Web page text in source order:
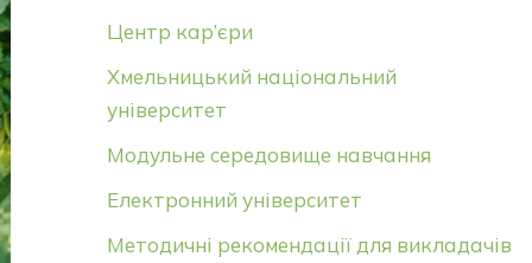
Центр кар’єри
Хмельницький національний
університет
Модульне середовище навчання
Електронний університет
Методичні рекомендації для викладачів